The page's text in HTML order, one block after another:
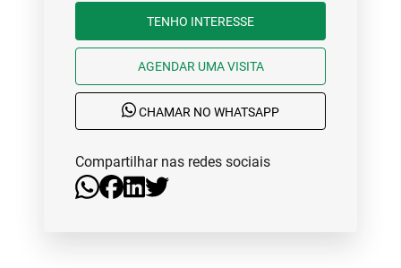
TENHO INTERESSE
AGENDAR UMA VISITA
CHAMAR NO WHATSAPP
Compartilhar nas redes sociais